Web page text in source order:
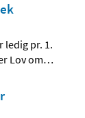
ledig pr. 1.
Lov om…